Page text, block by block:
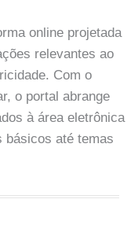
online projetada
relevantes ao
Com o
o portal abrange
à área eletrônica
básicos até temas